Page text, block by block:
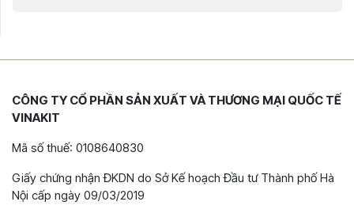
CÔNG TY CỔ PHẦN SẢN XUẤT VÀ THƯƠNG MẠI QUỐC TẾ
VINAKIT
Mã số thuế: 0108640830
Giấy chứng nhận ĐKDN do Sở Kế hoạch Đầu tư Thành phố Hà
Nội cấp ngày 09/03/2019